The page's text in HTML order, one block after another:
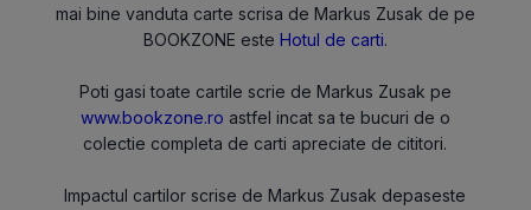
mai bine vanduta carte scrisa de Markus Zusak de pe
BOOKZONE este Hotul de carti.
Poti gasi toate cartile scrie de Markus Zusak pe
www.bookzone.ro astfel incat sa te bucuri de o
colectie completa de carti apreciate de cititori.
Impactul cartilor scrise de Markus Zusak depaseste